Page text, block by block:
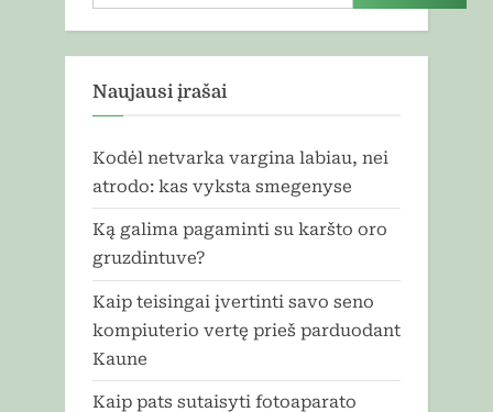
Naujausi įrašai
Kodėl netvarka vargina labiau, nei
atrodo: kas vyksta smegenyse
Ką galima pagaminti su karšto oro
gruzdintuve?
Kaip teisingai įvertinti savo seno
kompiuterio vertę prieš parduodant
Kaune
Kaip pats sutaisyti fotoaparato